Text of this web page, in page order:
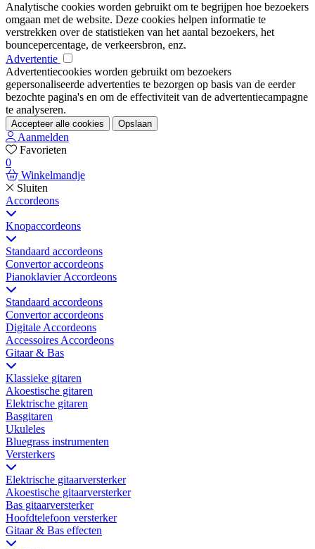
Analytische cookies worden gebruikt om te begrijpen hoe bezoekers
omgaan met de website. Deze cookies helpen informatie te
verstrekken over de statistieken van het aantal bezoekers, het
bouncepercentage, de verkeersbron, enz.
Advertentie
Advertentiecookies worden gebruikt om bezoekers
gepersonaliseerde advertenties te bezorgen op basis van de eerder
bezochte pagina's en om de effectiviteit van de advertentiecampagne
te analyseren.
Accepteer alle cookies Opslaan
Aanmelden
Favorieten
0
Winkelmandje
Sluiten
Accordeons
Knopaccordeons
Standaard accordeons
Convertor accordeons
Pianoklavier Accordeons
Standaard accordeons
Convertor accordeons
Digitale Accordeons
Accessoires Accordeons
Gitaar & Bas
Klassieke gitaren
Akoestische gitaren
Elektrische gitaren
Basgitaren
Ukuleles
Bluegrass instrumenten
Versterkers
Elektrische gitaarversterker
Akoestische gitaarversterker
Bas gitaarversterker
Hoofdtelefoon versterker
Gitaar & Bas effecten